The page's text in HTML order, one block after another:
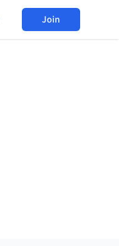
Join